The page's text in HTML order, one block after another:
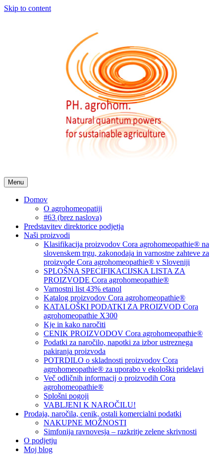
Skip to content
Menu
Domov
O agrohomeopatiji
#63 (brez naslova)
Predstavitev direktorice podjetja
Naši proizvodi
Klasifikacija proizvodov Cora agrohomeopathie® na
slovenskem trgu, zakonodaja in varnostne zahteve za
proizvode Cora agrohomeopathie® v Sloveniji
SPLOŠNA SPECIFIKACIJSKA LISTA ZA
PROIZVODE Cora agrohomeopathie®
Varnostni list 43% etanol
Katalog proizvodov Cora agrohomeopathie®
KATALOŠKI PODATKI ZA PROIZVOD Cora
agrohomeopathie X300
Kje in kako naročiti
CENIK PROIZVODOV Cora agrohomeopathie®
Podatki za naročilo, napotki za izbor ustreznega
pakiranja proizvoda
POTRDILO o skladnosti proizvodov Cora
agrohomeopathie® za uporabo v ekološki pridelavi
Več odličnih informacij o proizvodih Cora
agrohomeopathie®
Splošni pogoji
VABLJENI K NAROČILU!
Prodaja, naročila, cenik, ostali komercialni podatki
NAKUPNE MOŽNOSTI
Simfonija ravnovesja – razkritje zelene skrivnosti
O podjetju
Moj blog